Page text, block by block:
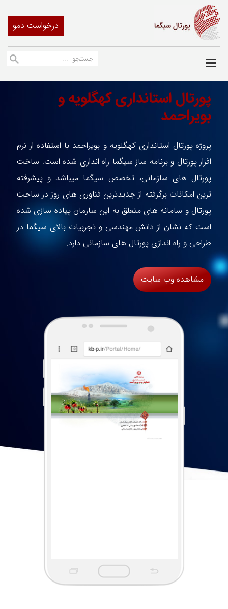
درخواست دمو
پورتال استانداری کهگلویه و
بویراحمد
پروژه پورتال استانداری کهگلویه و بویراحمد با استفاده از نرم
افزار پورتال و برنامه ساز سیگما راه اندازی شده است. ساخت
پورتال های سازمانی، تخصص سیگما میباشد و پیشرفته
ترین امکانات برگرفته از جدیدترین فناوری های روز در ساخت
پورتال و سامانه های متعلق به این سازمان پیاده سازی شده
است که نشان از دانش مهندسی و تجربیات بالای سیگما در
طراحی و راه اندازی پورتال های سازمانی دارد.
مشاهده وب سایت